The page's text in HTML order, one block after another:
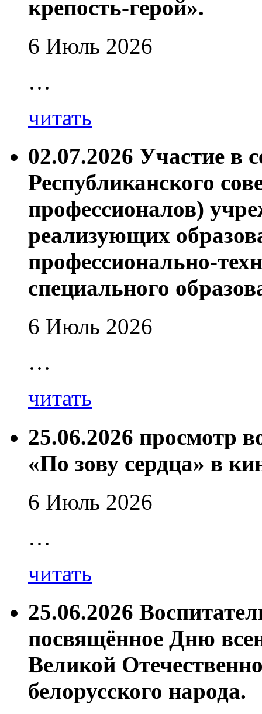
крепость-герой».
6 Июль 2026
…
читать
02.07.2026 Участие в
Республиканского
профессионалов)
реализующих
профессионально-
специального
6 Июль 2026
…
читать
25.06.2026 просмотр
«По зову сердца» в
6 Июль 2026
…
читать
25.06.2026
посвящённое Дню
Великой
белорусского народа.